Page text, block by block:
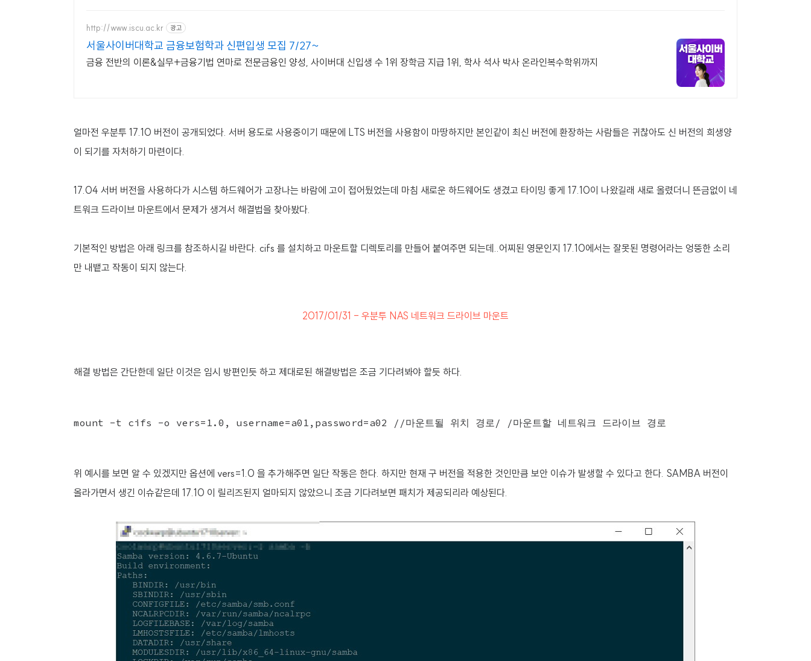
http://www.iscu.ac.kr 광고
서울사이버대학교 금융보험학과 신편입생 모집 7/27~
금융 전반의 이론&실무+금융기법 연마로 전문금융인 양성, 사이버대 신입생 수 1위 장학금 지급 1위, 학사 석사 박사 온라인복수학위까지
얼마전 우분투 17.10 버전이 공개되었다. 서버 용도로 사용중이기 때문에 LTS 버전을 사용함이 마땅하지만 본인같이 최신 버전에 환장하는 사람들은 귀찮아도 신 버전의 희생양
이 되기를 자처하기 마련이다.
17.04 서버 버전을 사용하다가 시스템 하드웨어가 고장나는 바람에 고이 접어뒀었는데 마침 새로운 하드웨어도 생겼고 타이밍 좋게 17.10이 나왔길래 새로 올렸더니 뜬금없이 네
트워크 드라이브 마운트에서 문제가 생겨서 해결법을 찾아봤다.
기본적인 방법은 아래 링크를 참조하시길 바란다. cifs 를 설치하고 마운트할 디렉토리를 만들어 붙여주면 되는데..어찌된 영문인지 17.10에서는 잘못된 명령어라는 엉뚱한 소리
만 내뱉고 작동이 되지 않는다.
2017/01/31 - 우분투 NAS 네트워크 드라이브 마운트
해결 방법은 간단한데 일단 이것은 임시 방편인듯 하고 제대로된 해결방법은 조금 기다려봐야 할듯 하다.
위 예시를 보면 알 수 있겠지만 옵션에 vers=1.0 을 추가해주면 일단 작동은 한다. 하지만 현재 구 버전을 적용한 것인만큼 보안 이슈가 발생할 수 있다고 한다. SAMBA 버전이
올라가면서 생긴 이슈같은데 17.10 이 릴리즈된지 얼마되지 않았으니 조금 기다려보면 패치가 제공되리라 예상된다.